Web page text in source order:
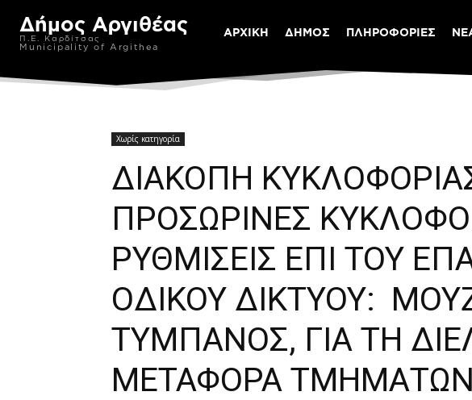
Δήμος Αργιθέας
Π.Ε. Καρδίτσας
Municipality of Argithea
ΑΡΧΙΚΗ ΔΗΜΟΣ ΠΛΗΡΟΦΟΡΙΕΣ
Χωρίς κατηγορία
ΔΙΑΚΟΠΗ
ΠΡΟΣΩΡΙΝΕΣ
ΡΥΘΜΙΣΕΙΣ ΕΠΙ ΤΟΥ
ΟΔΙΚΟΥ ΔΙΚΤΥΟΥ:
ΤΥΜΠΑΝΟΣ, ΓΙΑ ΤΗ
ΜΕΤΑΦΟΡΑ ΤΜΗΜΑΤΩΝ